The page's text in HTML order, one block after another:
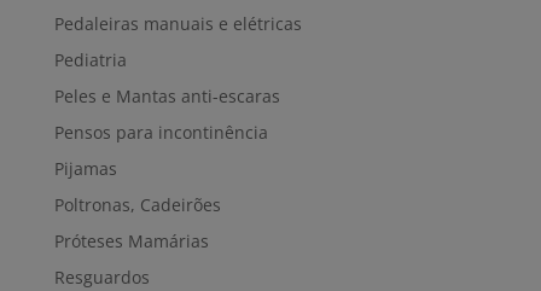
Pedaleiras manuais e elétricas
Pediatria
Peles e Mantas anti-escaras
Pensos para incontinência
Pijamas
Poltronas, Cadeirões
Próteses Mamárias
Resguardos